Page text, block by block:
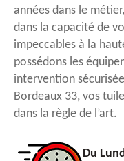
années dans le
dans la capacité de
impeccables à la
possédons les
intervention
Bordeaux 33, vos
dans la règle de l’art.
Du